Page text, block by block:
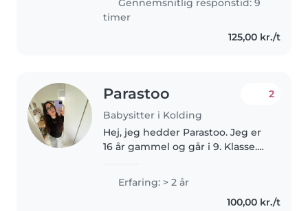
caring for children from..
Gennemsnitlig responstid: 9
timer
125,00 kr./t
Parastoo
Babysitter i Kolding
2
Hej, jeg hedder Parastoo. Jeg er
16 år gammel og går i 9. Klasse.
fordi jeg elsker at arbejde med
børn🩷 Jeg har nogle erfaringer
fra forskellige steder: Først..
Erfaring: > 2 år
100,00 kr./t